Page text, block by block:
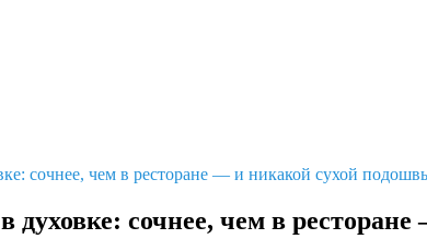
сочнее, чем в ресторане — и никакой сухой
духовке: сочнее, чем в